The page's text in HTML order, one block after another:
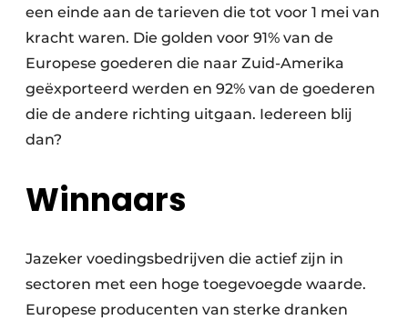
een einde aan de tarieven die tot voor 1 mei van
kracht waren. Die golden voor 91% van de
Europese goederen die naar Zuid-Amerika
geëxporteerd werden en 92% van de goederen
die de andere richting uitgaan. Iedereen blij
dan?
Winnaars
Jazeker voedingsbedrijven die actief zijn in
sectoren met een hoge toegevoegde waarde.
Europese producenten van sterke dranken